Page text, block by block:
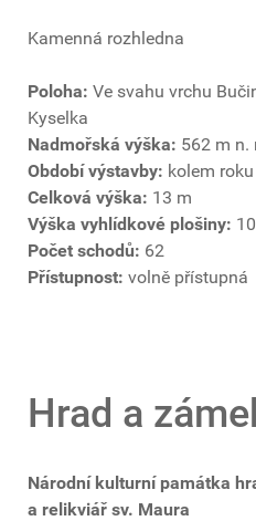
Kamenná rozhledna
Poloha: Ve svahu vrchu
Kyselka
Nadmořská výška: 562 m n.
Období výstavby: kolem
Celková výška: 13 m
Výška vyhlídkové plošiny:
Počet schodů: 62
Přístupnost: volně přístupná
Hrad a
Národní kulturní památka
a relikviář sv. Maura